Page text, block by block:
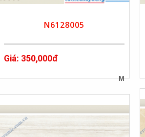
N6128005
Giá: 350,000đ
M